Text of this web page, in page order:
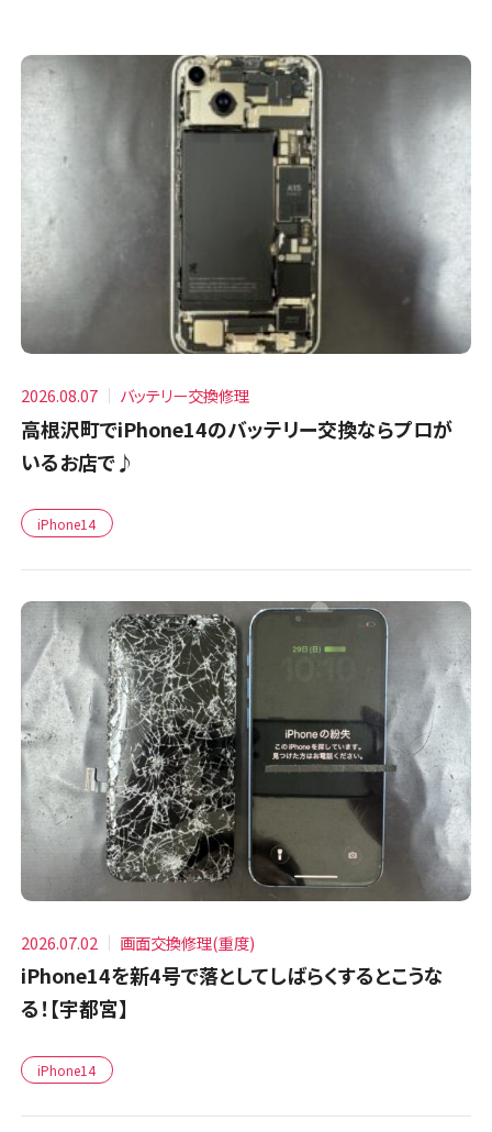
2026.08.07 バッテリー交換修理
高根沢町でiPhone14のバッテリー交換ならプロが
いるお店で♪
iPhone14
2026.07.02 画面交換修理(重度)
iPhone14を新4号で落としてしばらくするとこうな
る！【宇都宮】
iPhone14